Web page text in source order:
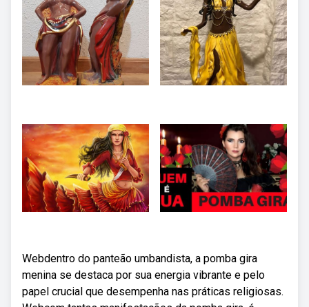
Webdentro do panteão umbandista, a pomba gira
menina se destaca por sua energia vibrante e pelo
papel crucial que desempenha nas práticas religiosas.